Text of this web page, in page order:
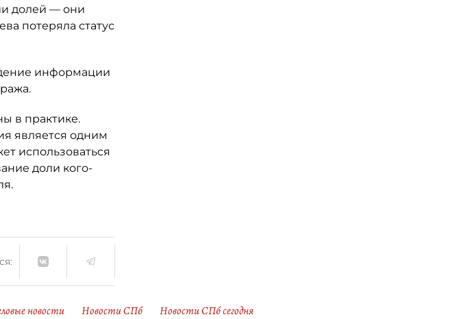
долей — они
потеряла статус
информации
в практике.
является одним
использоваться
доли кого-
новости Новости СПб Новости СПб сегодня